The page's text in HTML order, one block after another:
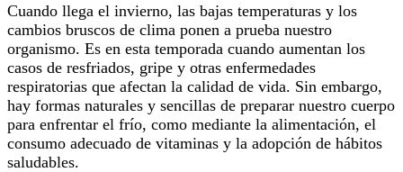
Cuando llega el invierno, las bajas temperaturas y los
cambios bruscos de clima ponen a prueba nuestro
organismo. Es en esta temporada cuando aumentan los
casos de resfriados, gripe y otras enfermedades
respiratorias que afectan la calidad de vida. Sin embargo,
hay formas naturales y sencillas de preparar nuestro cuerpo
para enfrentar el frío, como mediante la alimentación, el
consumo adecuado de vitaminas y la adopción de hábitos
saludables.